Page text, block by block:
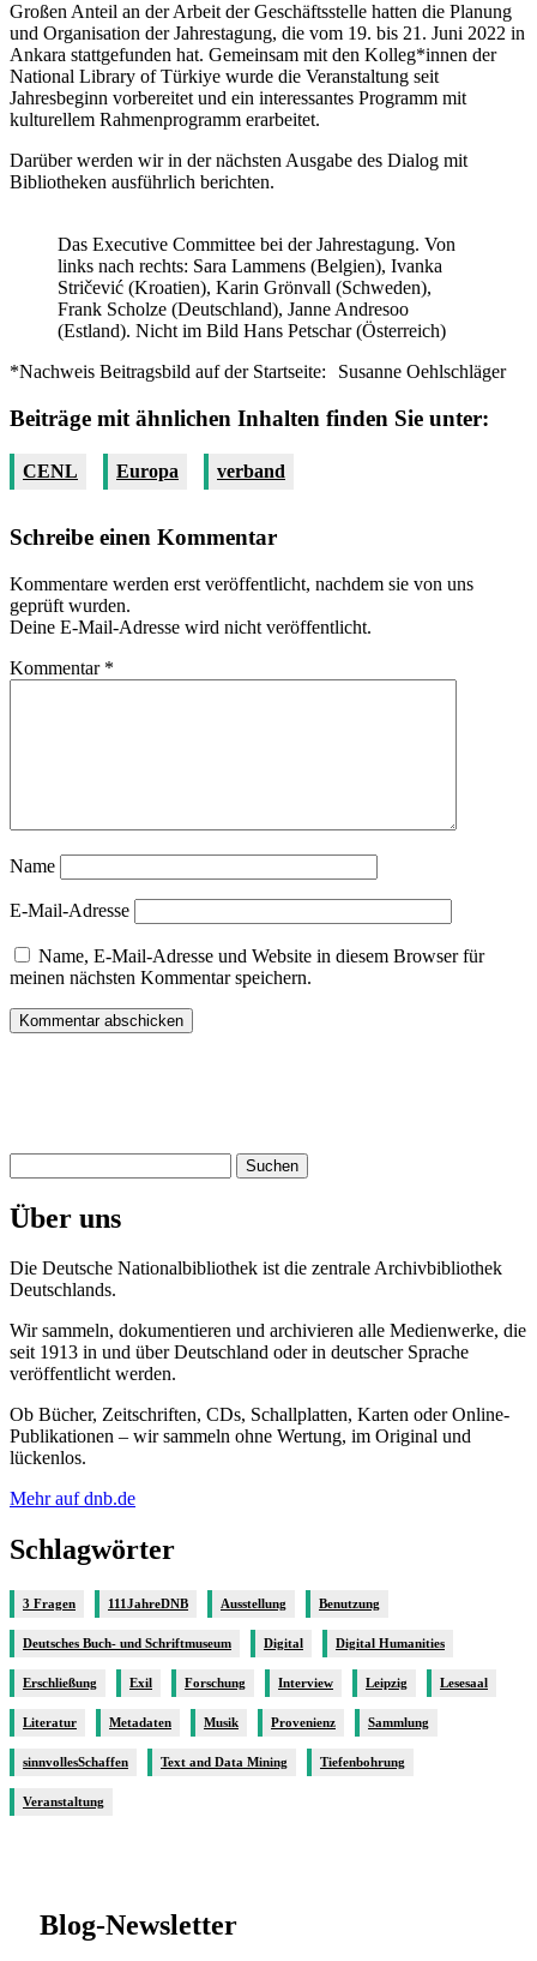
Großen Anteil an der Arbeit der Geschäftsstelle hatten die Planung
und Organisation der Jahrestagung, die vom 19. bis 21. Juni 2022 in
Ankara stattgefunden hat. Gemeinsam mit den Kolleg*innen der
National Library of Türkiye wurde die Veranstaltung seit
Jahresbeginn vorbereitet und ein interessantes Programm mit
kulturellem Rahmenprogramm erarbeitet.
Darüber werden wir in der nächsten Ausgabe des Dialog mit
Bibliotheken ausführlich berichten.
Das Executive Committee bei der Jahrestagung. Von
links nach rechts: Sara Lammens (Belgien), Ivanka
Stričević (Kroatien), Karin Grönvall (Schweden),
Frank Scholze (Deutschland), Janne Andresoo
(Estland). Nicht im Bild Hans Petschar (Österreich)
*Nachweis Beitragsbild auf der Startseite:
Susanne Oehlschläger
Beiträge mit ähnlichen Inhalten finden Sie unter:
CENL Europa verband
Schreibe einen Kommentar
Kommentare werden erst veröffentlicht, nachdem sie von uns
geprüft wurden.
Deine E-Mail-Adresse wird nicht veröffentlicht.
Kommentar *
Name
E-Mail-Adresse
Name, E-Mail-Adresse und Website in diesem Browser für
meinen nächsten Kommentar speichern.
nach:
Über uns
Die Deutsche Nationalbibliothek ist die zentrale Archivbibliothek
Deutschlands.
Wir sammeln, dokumentieren und archivieren alle Medienwerke, die
seit 1913 in und über Deutschland oder in deutscher Sprache
veröffentlicht werden.
Ob Bücher, Zeitschriften, CDs, Schallplatten, Karten oder Online-
Publikationen – wir sammeln ohne Wertung, im Original und
lückenlos.
Mehr auf dnb.de
Schlagwörter
3 Fragen 111JahreDNB Ausstellung Benutzung
Deutsches Buch- und Schriftmuseum Digital Digital Humanities
Erschließung Exil Forschung Interview Leipzig Lesesaal
Literatur Metadaten Musik Provenienz Sammlung
sinnvollesSchaffen Text and Data Mining Tiefenbohrung
Veranstaltung
Blog-Newsletter